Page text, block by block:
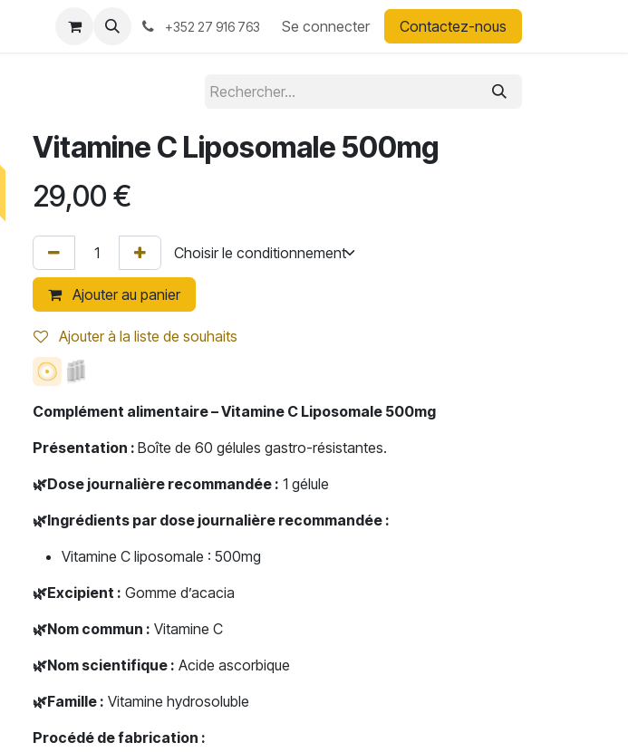
Blog +352 27 916 763 Se connecter Contactez-nous
Vitamine C Liposomale 500mg
29,00 €
Ajouter au panier
Ajouter à la liste de souhaits
Complément alimentaire – Vitamine C Liposomale 500mg
Présentation : Boîte de 60 gélules gastro-résistantes.
🌿Dose journalière recommandée : 1 gélule
🌿Ingrédients par dose journalière recommandée :
Vitamine C liposomale : 500mg
🌿Excipient : Gomme d’acacia
🌿Nom commun : Vitamine C
🌿Nom scientifique : Acide ascorbique
🌿Famille : Vitamine hydrosoluble
Procédé de fabrication :